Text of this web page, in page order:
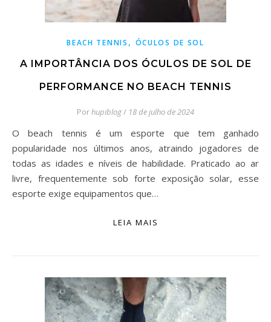
BEACH TENNIS , ÓCULOS DE SOL
A IMPORTÂNCIA DOS ÓCULOS DE SOL DE
PERFORMANCE NO BEACH TENNIS
Porhupiblog/ 18 de julho de 2024
O beach tennis é um esporte que tem ganhado
popularidade nos últimos anos, atraindo jogadores de
todas as idades e níveis de habilidade. Praticado ao ar
livre, frequentemente sob forte exposição solar, esse
esporte exige equipamentos que…
LEIA MAIS